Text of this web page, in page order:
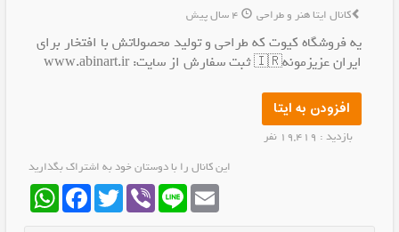
کانال ایتا هنر و طراحی
یه فروشگاه کیوت که طراحی و تولید محصولاتش با افتخار برای
ایران عزیزمونه🇮🇷 ثبت سفارش از سایت: www.abinart.ir
افزودن به ایتا
بازدید : 19,419 نفر
این کانال را با دوستان خود به اشتراک بگذارید
WhatsAppFacebookTwitter Viber Line Email